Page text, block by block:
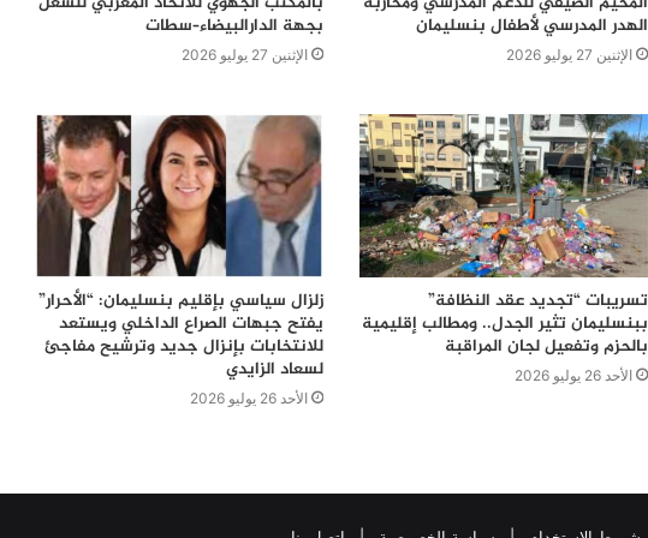
الهدر المدرسي لأطفال بنسليمان
الإثنين 27 يوليو 2026
بجهة الدارالبيضاء–سطات
الإثنين 27 يوليو 2026
تسريبات “تجديد عقد النظافة”
ببنسليمان تثير الجدل.. ومطالب إقليمية
بالحزم وتفعيل لجان المراقبة
الأحد 26 يوليو 2026
زلزال سياسي بإقليم بنسليمان: “الأحرار”
يفتح جبهات الصراع الداخلي ويستعد
للانتخابات بإنزال جديد وترشيح مفاجئ
لسعاد الزايدي
الأحد 26 يوليو 2026